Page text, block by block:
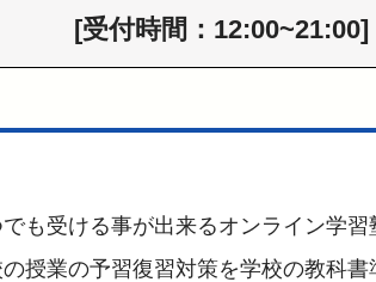
[受付時間：12:00~21:00]
も受ける事が出来るオンライン学
授業の予習復習対策を学校の教科